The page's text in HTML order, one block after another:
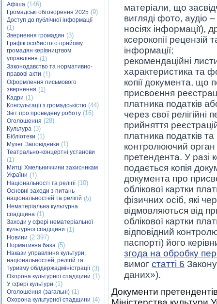
Афіша (146)
Громадські обговорення 2025 (9)
Доступ до публічної інформації
(1)
Звернення громадян (3)
Графік особистого прийому
громадян керівництвом
управління (1)
Законодавство та нормативно-
правові акти (1)
Оформлення письмового
звернення (1)
Кадри (1)
Консультації з громадськістю (44)
Звіт про проведену роботу (16)
Оголошення (28)
Культура (3)
Бібліотеки (1)
Музеї. Заповідники (1)
Театрально-концертні установи
(1)
Митці Хмельниччини захисникам
України (1)
Національності та релігії(10)
Основні заходи з питань
національностей та релігій (5)
Нематеріальна культурна
спадщина (1)
Заходи у сфері нематеріальної
культурної спадщини (1)
Новини (2 397)
Нормативна база (5)
Накази управління культури,
національностей, релігій та
туризму облдержадміністрації(3)
Охорона культурної спадщини (1)
У сфері культури (1)
Оголошення (загальні) (1)
Охорона культурної спадщини (4)
матеріали, що
вигляді фото, аудіо
носіях інформації),
ксерокопії рецензій
інформації;
рекомендаційні
характеристика та
копії документа, що
присвоєння
платника податків
через свої
прийняття
платника податків
контролюючий орган
претендента. У разі
подається копія
документа про
облікової картки
фізичних осіб, які
відмовляються від
облікової картки
відповідний
паспорті) його
згода на обробку
вимог статті 6
даних»).
Документи